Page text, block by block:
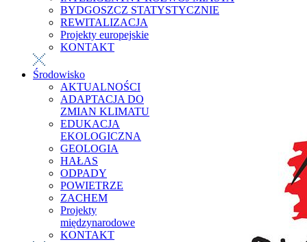
BYDGOSZCZ STATYSTYCZNIE
REWITALIZACJA
Projekty europejskie
KONTAKT
Środowisko
AKTUALNOŚCI
ADAPTACJA DO
ZMIAN KLIMATU
EDUKACJA
EKOLOGICZNA
GEOLOGIA
HAŁAS
ODPADY
POWIETRZE
ZACHEM
Projekty
międzynarodowe
KONTAKT